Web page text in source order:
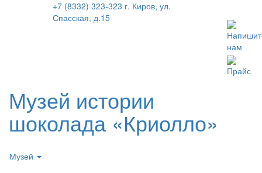
+7 (8332) 323-323 г. Киров, ул.
Спасская, д.15
нам
Прайс
Музей истории
шоколада «Криолло»
Музей